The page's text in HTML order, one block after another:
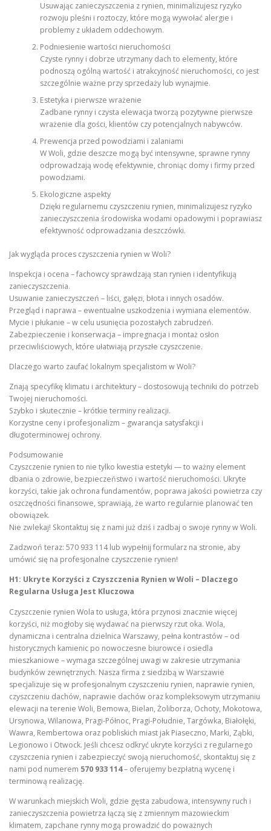
Usuwając zanieczyszczenia z rynien, minimalizujesz ryzyko
rozwoju pleśni i roztoczy, które mogą wywołać alergie i
problemy z układem oddechowym.
Podniesienie wartości nieruchomości
Czyste rynny i dobrze utrzymany dach to elementy, które
podnoszą ogólną wartość i atrakcyjność nieruchomości, co jest
szczególnie ważne przy sprzedaży lub wynajmie.
Estetyka i pierwsze wrażenie
Zadbane rynny i czysta elewacja tworzą pozytywne pierwsze
wrażenie dla gości, klientów czy potencjalnych nabywców.
Prewencja przed powodziami i zalaniami
W Woli, gdzie deszcze mogą być intensywne, sprawne rynny
odprowadzają wodę efektywnie, chroniąc domy i firmy przed
powodziami.
Ekologiczne aspekty
Dzięki regularnemu czyszczeniu rynien, minimalizujesz ryzyko
zanieczyszczenia środowiska wodami opadowymi i poprawiasz
efektywność odprowadzania deszczówki.
Jak wygląda proces czyszczenia rynien w Woli?
Inspekcja i ocena – fachowcy sprawdzają stan rynien i identyfikują
zanieczyszczenia.
Usuwanie zanieczyszczeń – liści, gałęzi, błota i innych osadów.
Przegląd i naprawa – ewentualne uszkodzenia i wymiana elementów.
Mycie i płukanie – w celu usunięcia pozostałych zabrudzeń.
Zabezpieczenie i konserwacja – impregnacja i montaż osłon
przeciwliściowych, które ułatwiają przyszłe czyszczenie.
Dlaczego warto zaufać lokalnym specjalistom w Woli?
Znają specyfikę klimatu i architektury – dostosowują techniki do potrzeb
Twojej nieruchomości.
Szybko i skutecznie – krótkie terminy realizacji.
Korzystne ceny i profesjonalizm – gwarancja satysfakcji i
długoterminowej ochrony.
Podsumowanie
Czyszczenie rynien to nie tylko kwestia estetyki — to ważny element
dbania o zdrowie, bezpieczeństwo i wartość nieruchomości. Ukryte
korzyści, takie jak ochrona fundamentów, poprawa jakości powietrza czy
oszczędności finansowe, sprawiają, że warto regularnie planować ten
obowiązek.
Nie zwlekaj! Skontaktuj się z nami już dziś i zadbaj o swoje rynny w Woli.
Zadzwoń teraz: 570 933 114 lub wypełnij formularz na stronie, aby
umówić się na profesjonalne czyszczenie rynien!
H1: Ukryte Korzyści z Czyszczenia Rynien w Woli – Dlaczego
Regularna Usługa Jest Kluczowa
Czyszczenie rynien Wola to usługa, która przynosi znacznie więcej
korzyści, niż mogłoby się wydawać na pierwszy rzut oka. Wola,
dynamiczna i centralna dzielnica Warszawy, pełna kontrastów – od
historycznych kamienic po nowoczesne biurowce i osiedla
mieszkaniowe – wymaga szczególnej uwagi w zakresie utrzymania
budynków zewnętrznych. Nasza firma z siedzibą w Warszawie
specjalizuje się w profesjonalnym czyszczeniu rynien, naprawie rynien,
czyszczeniu dachów, naprawie dachów oraz kompleksowym utrzymaniu
elewacji na terenie Woli, Bemowa, Bielan, Żoliborza, Ochoty, Mokotowa,
Ursynowa, Wilanowa, Pragi-Północ, Pragi-Południe, Targówka, Białołęki,
Wawra, Rembertowa oraz pobliskich miast jak Piaseczno, Marki, Ząbki,
Legionowo i Otwock. Jeśli chcesz odkryć ukryte korzyści z regularnego
czyszczenia rynien i zabezpieczyć swoją nieruchomość, skontaktuj się z
nami pod numerem 570 933 114– oferujemy bezpłatną wycenę i
terminową realizację.
W warunkach miejskich Woli, gdzie gęsta zabudowa, intensywny ruch i
zanieczyszczenia powietrza łączą się z zmiennym mazowieckim
klimatem, zapchane rynny mogą prowadzić do poważnych